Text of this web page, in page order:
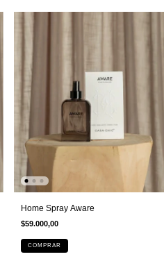
Home Spray Aware
$59.000,00
COMPRAR